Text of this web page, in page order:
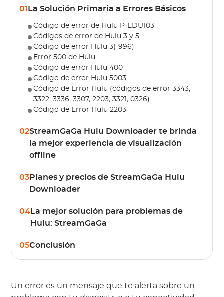
01 La Solución Primaria a Errores Básicos
Código de error de Hulu P-EDU103
Códigos de error de Hulu 3 y 5
Código de error Hulu 3(-996)
Error 500 de Hulu
Código de error Hulu 400
Código de error Hulu 5003
Código de Error Hulu (códigos de error 3343,
3322, 3336, 3307, 2203, 3321, 0326)
Código de Error Hulu 2203
02StreamGaGa Hulu Downloader te brinda
la mejor experiencia de visualización
offline
03Planes y precios de StreamGaGa Hulu
Downloader
04La mejor solución para problemas de
Hulu: StreamGaGa
05Conclusión
Un error es un mensaje que te alerta sobre un